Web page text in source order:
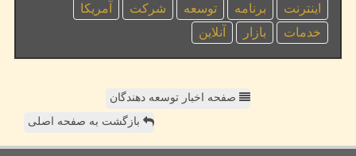
اینترنت برنامه توسعه شركت
آمریكا
خدمات
بازار آنلاین
صفحه اخبار توسعه دهندگان
بازگشت به صفحه اصلی